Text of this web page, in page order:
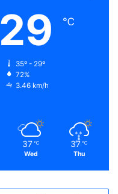
29 ℃
35º - 29º
72%
3.46 km/h
37 ℃
Wed
37 ℃
Thu